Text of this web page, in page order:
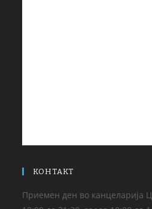
КОНТАКТ
Приемен ден во канцеларија